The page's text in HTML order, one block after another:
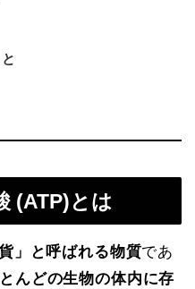
(ATP)とは
」と呼ばれる物質であ
んどの生物の体内に存